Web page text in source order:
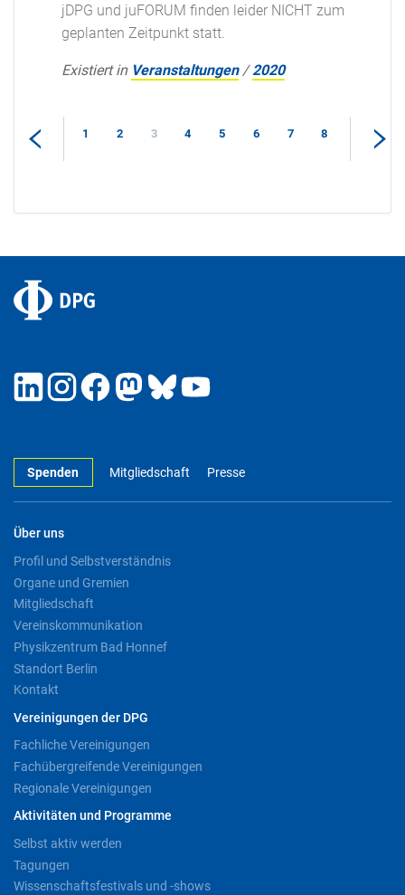
jDPG und juFORUM finden leider NICHT zum
geplanten Zeitpunkt statt.
Existiert in Veranstaltungen /2020
1 2 3 4 5 6 7 8
Spenden Mitgliedschaft Presse
Über uns
Profil und Selbstverständnis
Organe und Gremien
Mitgliedschaft
Vereinskommunikation
Physikzentrum Bad Honnef
Standort Berlin
Kontakt
Vereinigungen der DPG
Fachliche Vereinigungen
Fachübergreifende Vereinigungen
Regionale Vereinigungen
Aktivitäten und Programme
Selbst aktiv werden
Tagungen
Wissenschaftsfestivals und -shows